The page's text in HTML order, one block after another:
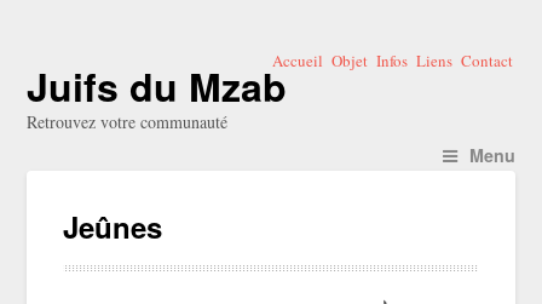
Accueil Objet Infos Liens Contact
Juifs du Mzab
Retrouvez votre communauté
Menu
Jeûnes